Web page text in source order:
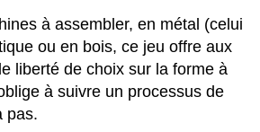
à assembler, en métal (celui
ou en bois, ce jeu offre aux
liberté de choix sur la forme à
à suivre un processus de
pas.